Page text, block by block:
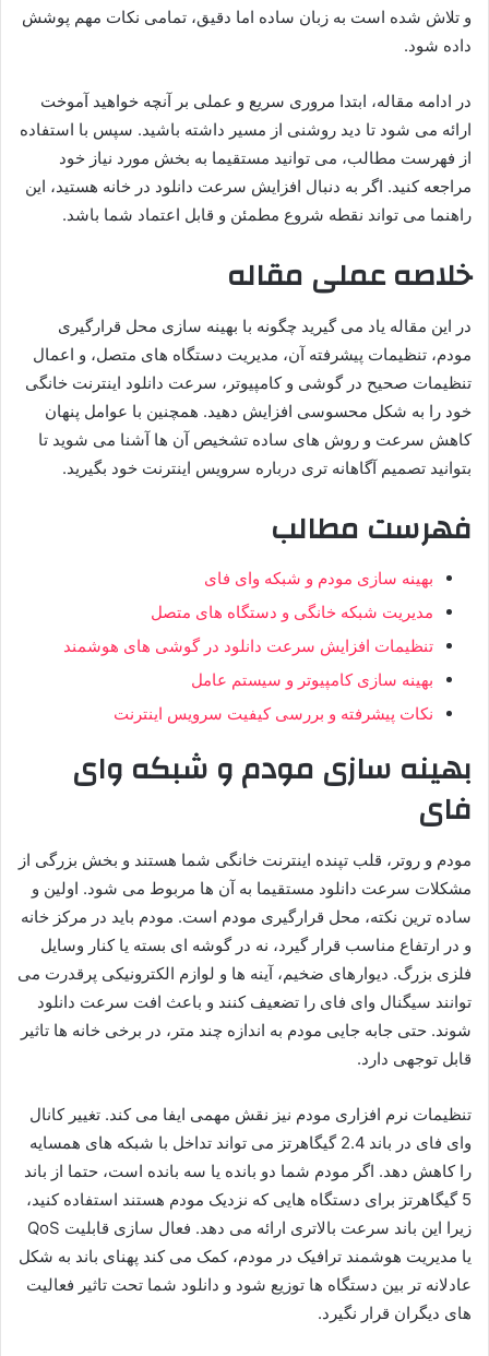
و تلاش شده است به زبان ساده اما دقیق، تمامی نکات مهم پوشش
داده شود.
در ادامه مقاله، ابتدا مروری سریع و عملی بر آنچه خواهید آموخت
ارائه می شود تا دید روشنی از مسیر داشته باشید. سپس با استفاده
از فهرست مطالب، می توانید مستقیما به بخش مورد نیاز خود
مراجعه کنید. اگر به دنبال افزایش سرعت دانلود در خانه هستید، این
راهنما می تواند نقطه شروع مطمئن و قابل اعتماد شما باشد.
خلاصه عملی مقاله
در این مقاله یاد می گیرید چگونه با بهینه سازی محل قرارگیری
مودم، تنظیمات پیشرفته آن، مدیریت دستگاه های متصل، و اعمال
تنظیمات صحیح در گوشی و کامپیوتر، سرعت دانلود اینترنت خانگی
خود را به شکل محسوسی افزایش دهید. همچنین با عوامل پنهان
کاهش سرعت و روش های ساده تشخیص آن ها آشنا می شوید تا
بتوانید تصمیم آگاهانه تری درباره سرویس اینترنت خود بگیرید.
فهرست مطالب
بهینه سازی مودم و شبکه وای فای
مدیریت شبکه خانگی و دستگاه های متصل
تنظیمات افزایش سرعت دانلود در گوشی های هوشمند
بهینه سازی کامپیوتر و سیستم عامل
نکات پیشرفته و بررسی کیفیت سرویس اینترنت
بهینه سازی مودم و شبکه وای
فای
مودم و روتر، قلب تپنده اینترنت خانگی شما هستند و بخش بزرگی از
مشکلات سرعت دانلود مستقیما به آن ها مربوط می شود. اولین و
ساده ترین نکته، محل قرارگیری مودم است. مودم باید در مرکز خانه
و در ارتفاع مناسب قرار گیرد، نه در گوشه ای بسته یا کنار وسایل
فلزی بزرگ. دیوارهای ضخیم، آینه ها و لوازم الکترونیکی پرقدرت می
توانند سیگنال وای فای را تضعیف کنند و باعث افت سرعت دانلود
شوند. حتی جابه جایی مودم به اندازه چند متر، در برخی خانه ها تاثیر
قابل توجهی دارد.
تنظیمات نرم افزاری مودم نیز نقش مهمی ایفا می کند. تغییر کانال
وای فای در باند 2.4 گیگاهرتز می تواند تداخل با شبکه های همسایه
را کاهش دهد. اگر مودم شما دو بانده یا سه بانده است، حتما از باند
5 گیگاهرتز برای دستگاه هایی که نزدیک مودم هستند استفاده کنید،
زیرا این باند سرعت بالاتری ارائه می دهد. فعال سازی قابلیت QoS
یا مدیریت هوشمند ترافیک در مودم، کمک می کند پهنای باند به شکل
عادلانه تر بین دستگاه ها توزیع شود و دانلود شما تحت تاثیر فعالیت
های دیگران قرار نگیرد.